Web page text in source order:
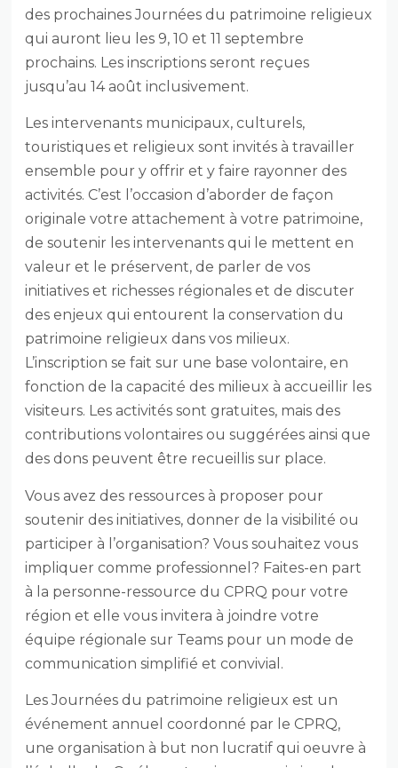
des prochaines Journées du patrimoine religieux
qui auront lieu les 9, 10 et 11 septembre
prochains. Les inscriptions seront reçues
jusqu’au 14 août inclusivement.
Les intervenants municipaux, culturels,
touristiques et religieux sont invités à travailler
ensemble pour y offrir et y faire rayonner des
activités. C’est l’occasion d’aborder de façon
originale votre attachement à votre patrimoine,
de soutenir les intervenants qui le mettent en
valeur et le préservent, de parler de vos
initiatives et richesses régionales et de discuter
des enjeux qui entourent la conservation du
patrimoine religieux dans vos milieux.
L’inscription se fait sur une base volontaire, en
fonction de la capacité des milieux à accueillir les
visiteurs. Les activités sont gratuites, mais des
contributions volontaires ou suggérées ainsi que
des dons peuvent être recueillis sur place.
Vous avez des ressources à proposer pour
soutenir des initiatives, donner de la visibilité ou
participer à l’organisation? Vous souhaitez vous
impliquer comme professionnel? Faites-en part
à la personne-ressource du CPRQ pour votre
région et elle vous invitera à joindre votre
équipe régionale sur Teams pour un mode de
communication simplifié et convivial.
Les Journées du patrimoine religieux est un
événement annuel coordonné par le CPRQ,
une organisation à but non lucratif qui oeuvre à